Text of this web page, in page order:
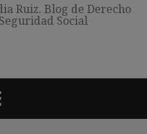
Ruiz. Blog de Derecho
Social